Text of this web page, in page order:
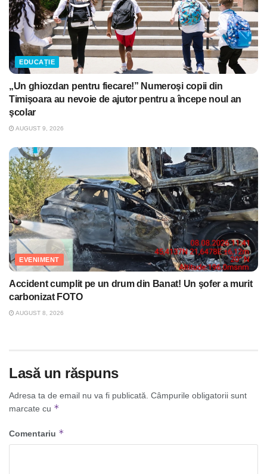
EDUCAȚIE
„Un ghiozdan pentru fiecare!” Numeroşi copii din
Timişoara au nevoie de ajutor pentru a începe noul an
şcolar
AUGUST 9, 2026
EVENIMENT
Accident cumplit pe un drum din Banat! Un şofer a murit
carbonizat FOTO
AUGUST 8, 2026
Lasă un răspuns
Adresa ta de email nu va fi publicată. Câmpurile obligatorii sunt
marcate cu *
Comentariu *